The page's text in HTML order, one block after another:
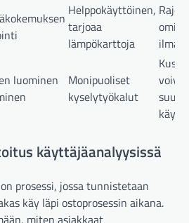
Helppokäyttöinen,
tarjoaa
lämpökarttoja
luominen
Monipuoliset
kyselytyökalut
käyttäjäanalyysissä
prosessi, jossa tunnistetaan
käy läpi ostoprosessin aikana.
miten asiakkaat